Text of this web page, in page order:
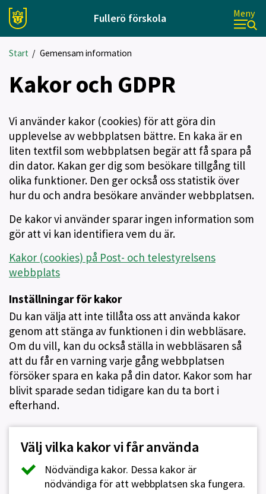
Fullerö förskola Meny
Start / Gemensam information
Kakor och GDPR
Vi använder kakor (cookies) för att göra din
upplevelse av webbplatsen bättre. En kaka är en
liten textfil som webbplatsen begär att få spara på
din dator. Kakan ger dig som besökare tillgång till
olika funktioner. Den ger också oss statistik över
hur du och andra besökare använder webbplatsen.
De kakor vi använder sparar ingen information som
gör att vi kan identifiera vem du är.
Kakor (cookies) på Post- och telestyrelsens
webbplats
Inställningar för kakor
Du kan välja att inte tillåta oss att använda kakor
genom att stänga av funktionen i din webbläsare.
Om du vill, kan du också ställa in webbläsaren så
att du får en varning varje gång webbplatsen
försöker spara en kaka på din dator. Kakor som har
blivit sparade sedan tidigare kan du ta bort i
efterhand.
Välj vilka kakor vi får använda
Nödvändiga kakor. Dessa kakor är
nödvändiga för att webbplatsen ska fungera.